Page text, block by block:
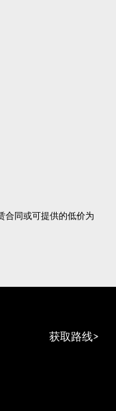
合同或可提供的低价为
获取路线